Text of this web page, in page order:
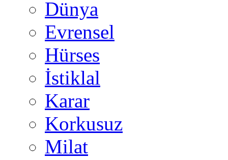
Dünya
Evrensel
Hürses
İstiklal
Karar
Korkusuz
Milat